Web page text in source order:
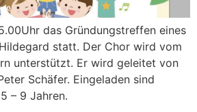
das Gründungstreffen eines
statt. Der Chor wird vom
unterstützt. Er wird geleitet von
Schäfer. Eingeladen sind
– 9 Jahren.